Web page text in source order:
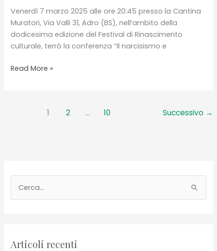
sicurezza
dall’infelicità,
Castelvecchi
2023
Venerdì 7 marzo 2025 alle ore 20:45 presso la Cantina
Muratori, Via Valli 31, Adro (BS), nell’ambito della
dodicesima edizione del Festival di Rinascimento
culturale, terrò la conferenza “Il narcisismo e
“Il
Read More »
1 2 … 10 Successivo →
Articoli recenti